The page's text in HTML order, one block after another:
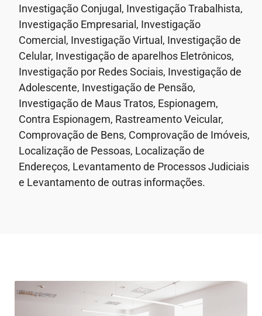
Investigação Conjugal, Investigação Trabalhista,
Investigação Empresarial, Investigação
Comercial, Investigação Virtual, Investigação de
Celular, Investigação de aparelhos Eletrônicos,
Investigação por Redes Sociais, Investigação de
Adolescente, Investigação de Pensão,
Investigação de Maus Tratos, Espionagem,
Contra Espionagem, Rastreamento Veicular,
Comprovação de Bens, Comprovação de Imóveis,
Localização de Pessoas, Localização de
Endereços, Levantamento de Processos Judiciais
e Levantamento de outras informações.